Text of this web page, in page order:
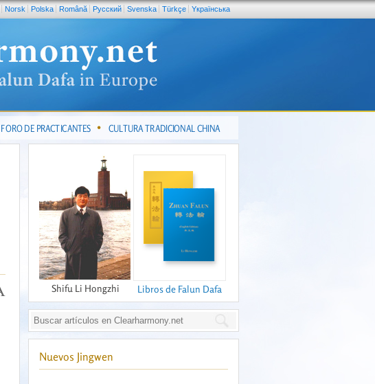
Norsk Polska Română Pусский Svenska Türkçe Yкраїнська
FORO DE PRACTICANTES CULTURA TRADICIONAL CHINA
Shifu Li Hongzhi Libros de Falun Dafa
Nuevos Jingwen